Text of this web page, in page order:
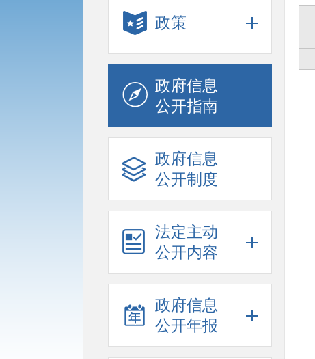
政策
政府信息
公开指南
政府信息
公开制度
法定主动
公开内容
政府信息
公开年报